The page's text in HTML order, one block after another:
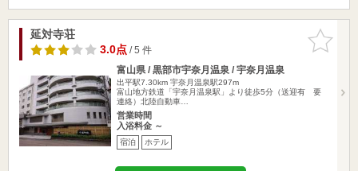
お気に入
りに追加
延対寺荘
3.0点/ 5 件
富山県 / 黒部市宇奈月温泉 / 宇奈月温泉
出平駅7.30km 宇奈月温泉駅297m
富山地方鉄道「宇奈月温泉駅」より徒歩5分（送迎有 要
連絡）北陸自動車…
営業時間
入浴料金 ～
宿泊 ホテル